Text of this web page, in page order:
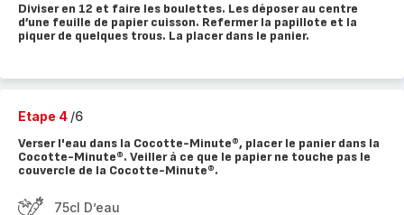
Diviser en 12 et faire les boulettes. Les déposer au centre
d’une feuille de papier cuisson. Refermer la papillote et la
piquer de quelques trous. La placer dans le panier.
Etape 4 /6
Verser l'eau dans la Cocotte-Minute®, placer le panier dans la
Cocotte-Minute®. Veiller à ce que le papier ne touche pas le
couvercle de la Cocotte-Minute®.
75cl D’eau